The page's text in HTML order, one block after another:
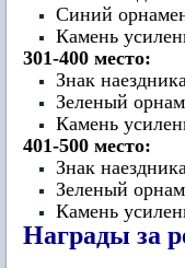
Синий
Камень
301-400 место:
Знак
Зеленый
Камень
401-500 место:
Знак
Зеленый
Камень
Награды за